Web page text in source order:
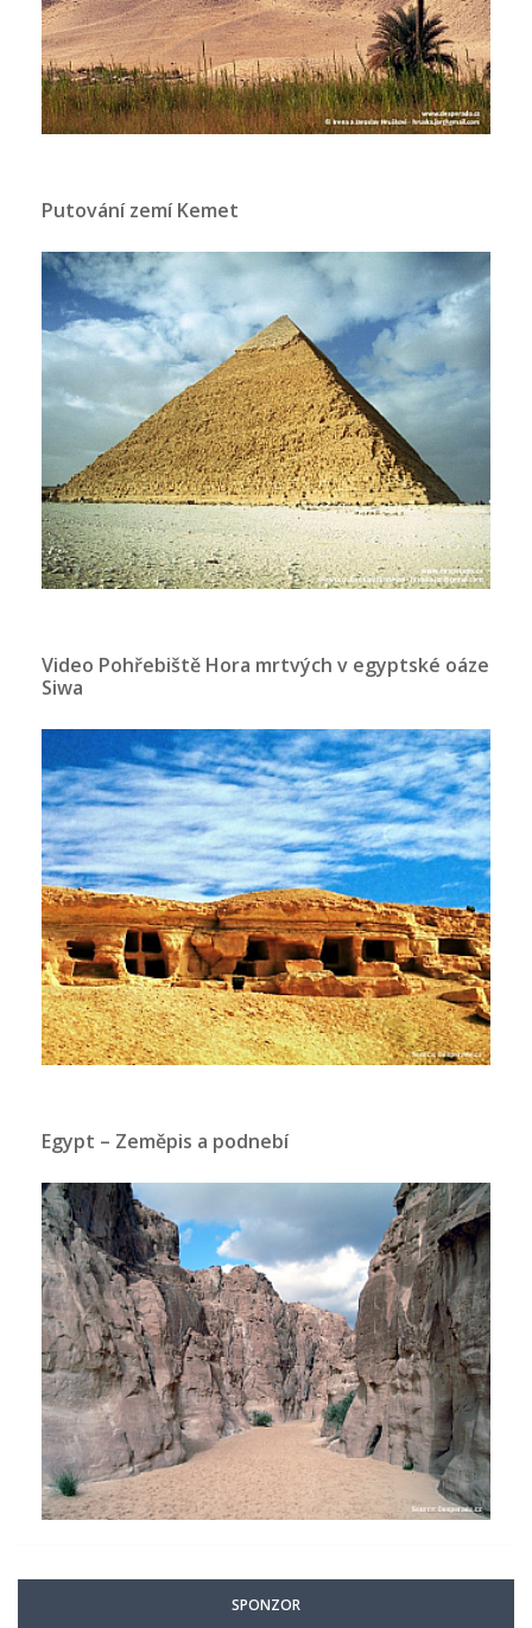
Putování zemí Kemet
Video Pohřebiště Hora mrtvých v egyptské oáze
Siwa
Egypt – Zeměpis a podnebí
SPONZOR